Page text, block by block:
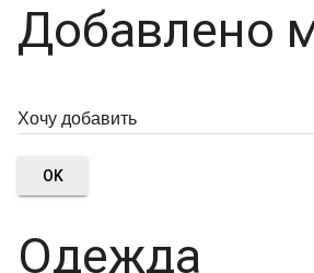
Добавлено
OK
Одежда